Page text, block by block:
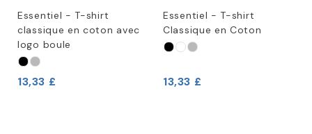
Essentiel - T-shirt
classique en coton avec
logo boule
13,33 £
Essentiel - T-shirt
Classique en Coton
13,33 £